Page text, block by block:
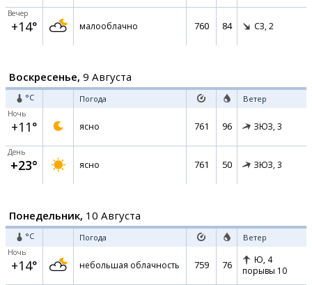
Вечер
+14° малооблачно 760 84 СЗ, 2
Воскресенье, 9 Августа
°C Погода Ветер
Ночь
+11° ясно 761 96 ЗЮЗ, 3
День
+23° ясно 761 50 ЗЮЗ, 3
Понедельник, 10 Августа
°C Погода Ветер
Ночь
+14° небольшая облачность 759 76 Ю, 4
порывы 10